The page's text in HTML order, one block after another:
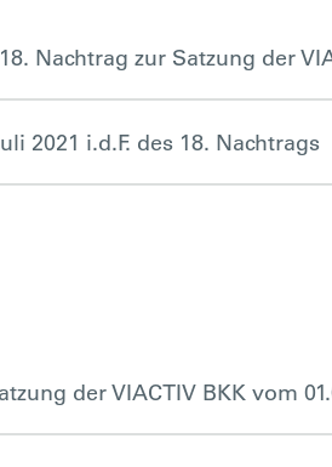
Nachtrag zur Satzung der
2021 i.d.F. des 18. Nachtrags
der VIACTIV BKK vom